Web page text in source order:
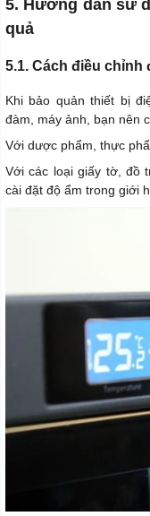
5. Hướng dẫn sử
quả
5.1. Cách điều
Khi bảo quản thiết bị
đàm, máy ảnh, bạn nên
Với dược phẩm, thực
Với các loại giấy tờ, đồ
cài đặt độ ẩm trong giới